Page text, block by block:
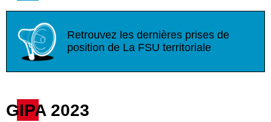
Retrouvez les dernières prises de
position de La FSU territoriale
GIPA 2023